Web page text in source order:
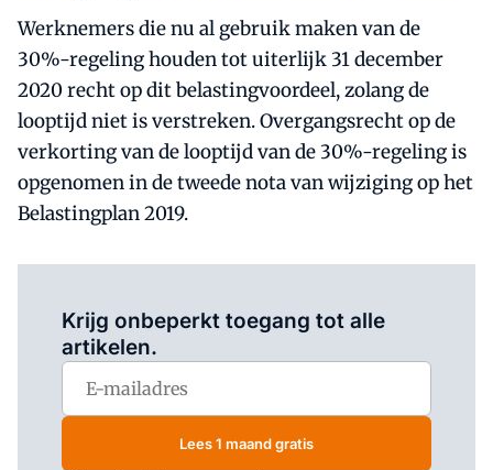
Werknemers die nu al gebruik maken van de
30%-regeling houden tot uiterlijk 31 december
2020 recht op dit belastingvoordeel, zolang de
looptijd niet is verstreken. Overgangsrecht op de
verkorting van de looptijd van de 30%-regeling is
opgenomen in de tweede nota van wijziging op het
Belastingplan 2019.
Krijg onbeperkt toegang tot alle
artikelen.
Lees 1 maand gratis